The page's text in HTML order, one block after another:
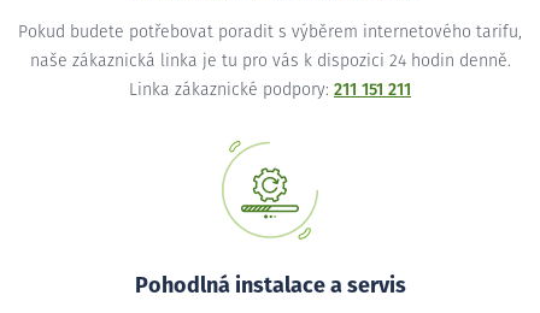
Pokud budete potřebovat poradit s výběrem internetového tarifu,
naše zákaznická linka je tu pro vás k dispozici 24 hodin denně.
Linka zákaznické podpory: 211 151 211
Pohodlná instalace a servis